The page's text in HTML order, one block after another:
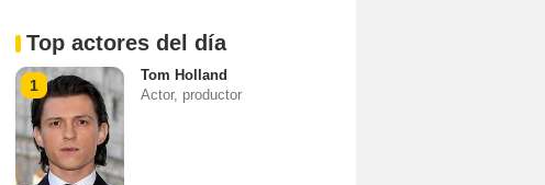
Top actores del día
1
Tom Holland
Actor, productor